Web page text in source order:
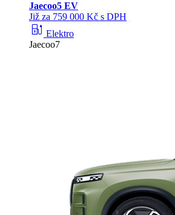
Jaecoo5 EV
Již za 759 000 Kč s DPH
ev_station Elektro
Jaecoo7